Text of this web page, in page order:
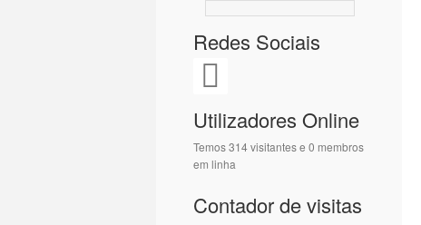
Redes Sociais
Utilizadores Online
Temos 314 visitantes e 0 membros
em linha
Contador de visitas